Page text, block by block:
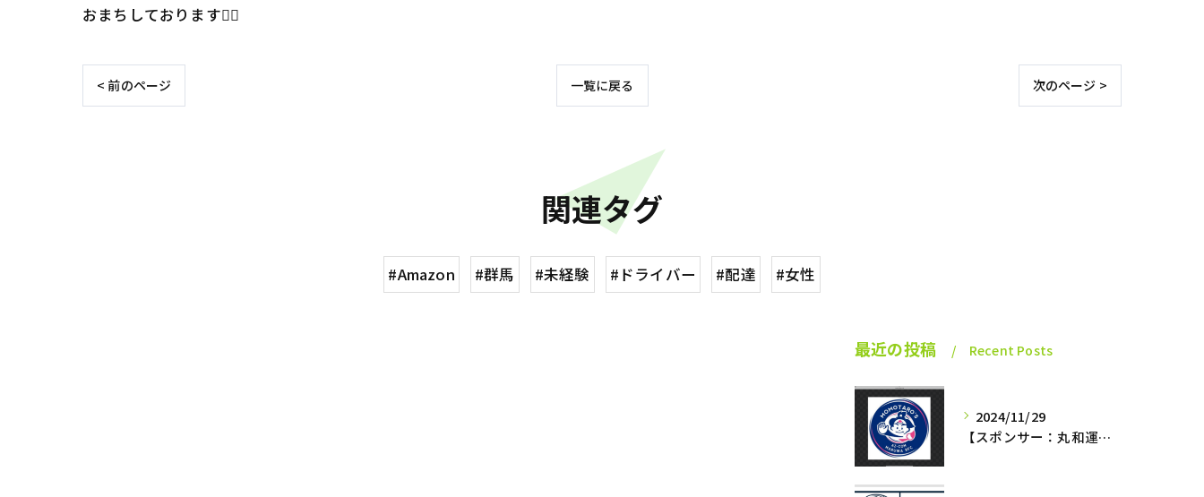
おまちしております🙆‍♂️
< 前のページ 一覧に戻る 次のページ >
関連タグ
#Amazon #群馬 #未経験 #ドライバー #配達 #女性
最近の投稿 Recent Posts
2024/11/29
【スポンサー：丸和運輸機関az−momotaro’s】12月7日最終戦‼️